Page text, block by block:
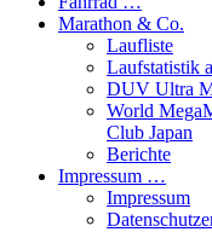
Marathon & Co.
Laufliste
Laufstatistik
DUV Ultra
World
Club Japan
Berichte
Impressum …
Impressum